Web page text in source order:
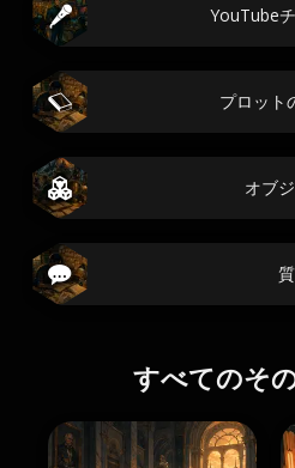
YouTube
プロット
オブ
すべてのそ